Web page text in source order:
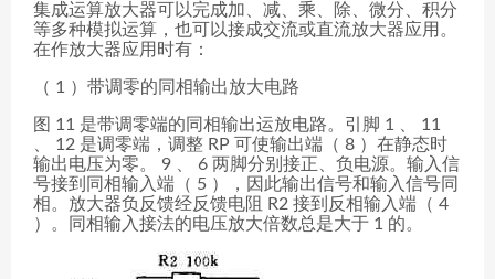
集成运算放大器可以完成加、减、乘、除、微分、积分
等多种模拟运算，也可以接成交流或直流放大器应用。
在作放大器应用时有：
（ 1 ）带调零的同相输出放大电路
图 11 是带调零端的同相输出运放电路。引脚 1 、 11
、 12 是调零端，调整 RP 可使输出端（ 8 ）在静态时
输出电压为零。 9 、 6 两脚分别接正、负电源。输入信
号接到同相输入端（ 5 ），因此输出信号和输入信号同
相。放大器负反馈经反馈电阻 R2 接到反相输入端（ 4
）。同相输入接法的电压放大倍数总是大于 1 的。